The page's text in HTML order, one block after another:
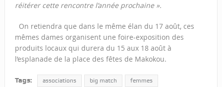
réitérer cette rencontre l’année prochaine ».
On retiendra que dans le même élan du 17 août, ces
mêmes dames organisent une foire-exposition des
produits locaux qui durera du 15 aux 18 août à
l’esplanade de la place des fêtes de Makokou.
Tags: associations big match femmes